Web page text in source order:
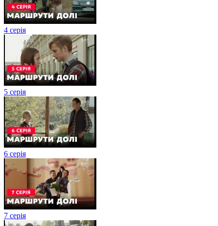
4 серія
5 серія
6 серія
7 серія